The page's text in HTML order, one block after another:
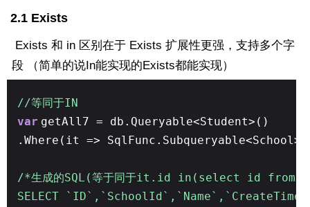
2.1 Exists
Exists 和 in 区别在于 Exists 扩展性更强，支持多个字
段 （简单的说In能实现的Exists都能实现）
//等同于IN
var getAll7 = db.Queryable<Student>()
.Where(it =>
/*生成的SQL(等于同于it.id in(select id from
SELECT